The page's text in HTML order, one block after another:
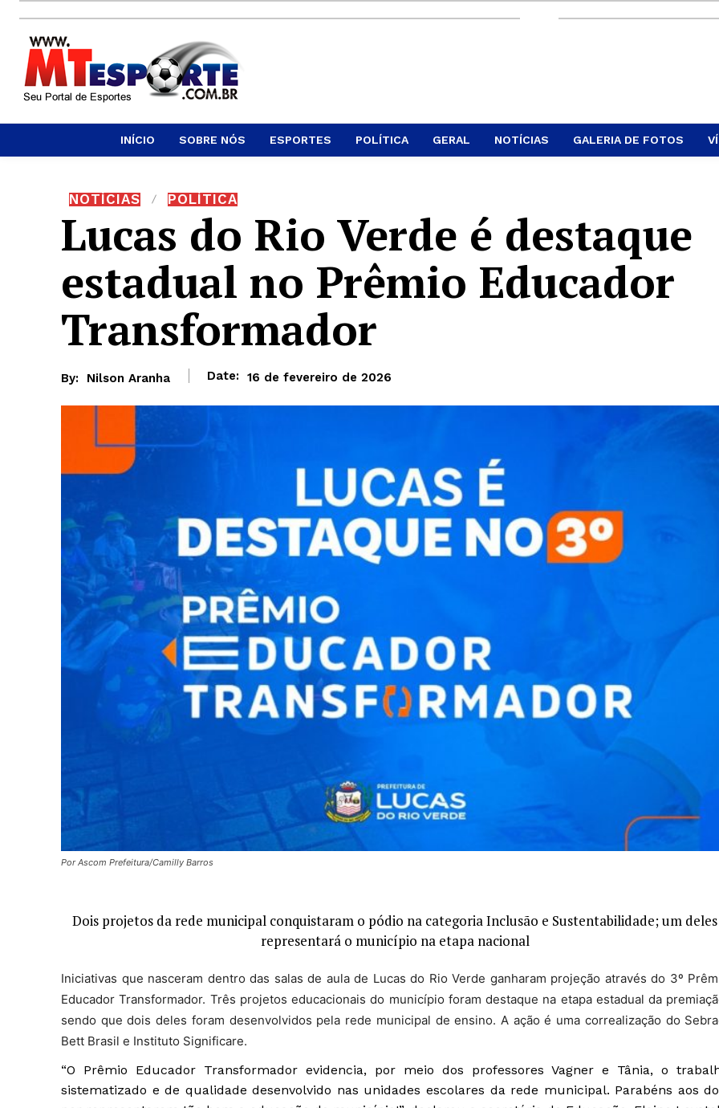
INÍCIO SOBRE NÓS ESPORTES POLÍTICA GERAL NOTÍCIAS GALERIA DE FOTOS
NOTÍCIAS POLÍTICA
Lucas do Rio Verde é destaque
estadual no Prêmio Educador
Transformador
By: Nilson Aranha Date: 16 de fevereiro de 2026
Por Ascom Prefeitura/Camilly Barros
Dois projetos da rede municipal conquistaram o pódio na categoria Inclusão e Sustentabilidade; um deles
representará o município na etapa nacional
Iniciativas que nasceram dentro das salas de aula de Lucas do Rio Verde ganharam projeção através do 3º
Educador Transformador. Três projetos educacionais do município foram destaque na etapa estadual da
sendo que dois deles foram desenvolvidos pela rede municipal de ensino. A ação é uma correalização do
Bett Brasil e Instituto Significare.
“O Prêmio Educador Transformador evidencia, por meio dos professores Vagner e Tânia, o
sistematizado e de qualidade desenvolvido nas unidades escolares da rede municipal. Parabéns aos